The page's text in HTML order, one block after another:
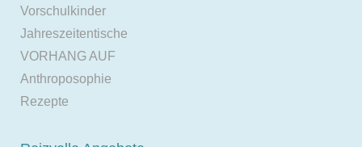
Vorschulkinder
Jahreszeitentische
VORHANG AUF
Anthroposophie
Rezepte